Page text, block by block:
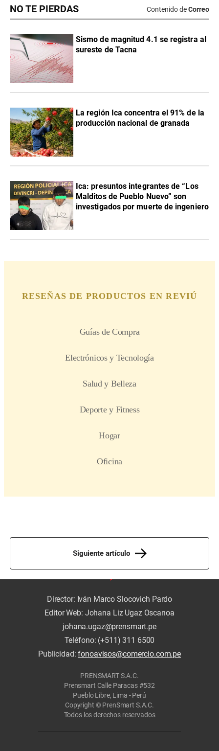
NO TE PIERDAS Contenido deCorreo
Sismo de magnitud 4.1 se registra al
sureste de Tacna
La región Ica concentra el 91% de la
producción nacional de granada
Ica: presuntos integrantes de “Los
Malditos de Pueblo Nuevo” son
investigados por muerte de ingeniero
Siguiente artículo
Director: Iván Marco Slocovich Pardo
Editor Web: Johana Liz Ugaz Oscanoa
johana.ugaz@prensmart.pe
Teléfono: (+511) 311 6500
Publicidad:fonoavisos@comercio.com.pe
PRENSMART S.A.C.
Prensmart Calle Paracas #532
Pueblo Libre, Lima - Perú
Copyright © PrenSmart S.A.C.
Todos los derechos reservados